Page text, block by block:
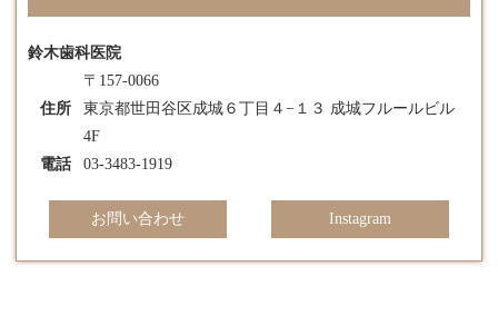
鈴木歯科医院
住所
〒157-0066
東京都世田谷区成城６丁目４−１３ 成城フルールビル
4F
電話
03-3483-1919
お問い合わせ Instagram